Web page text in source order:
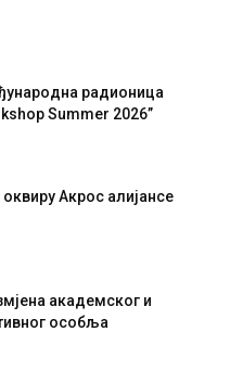
радионица
Summer 2026”
оквиру Акрос алијансе
академског и
особља